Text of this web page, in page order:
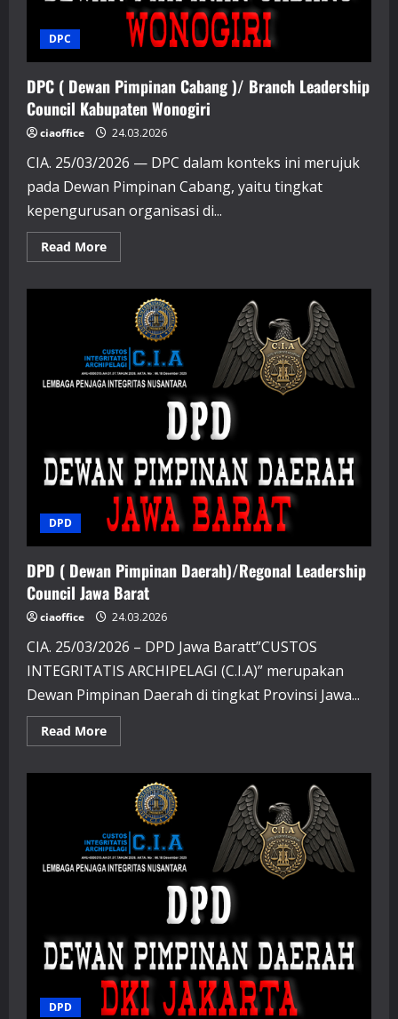
DPC
DPC ( Dewan Pimpinan Cabang )/ Branch Leadership
Council Kabupaten Wonogiri
ciaoffice 24.03.2026
CIA. 25/03/2026 — DPC dalam konteks ini merujuk
pada Dewan Pimpinan Cabang, yaitu tingkat
kepengurusan organisasi di...
Read MoreRead
more
Dewan
Pimpinan
Cabang
)/
Branch
Leadership
Council
DPD
DPD ( Dewan Pimpinan Daerah)/Regonal Leadership
Council Jawa Barat
ciaoffice 24.03.2026
CIA. 25/03/2026 – DPD Jawa Baratt”CUSTOS
INTEGRITATIS ARCHIPELAGI (C.I.A)” merupakan
Dewan Pimpinan Daerah di tingkat Provinsi Jawa...
Read MoreRead
more
Dewan
Pimpinan
Daerah)/Regonal
Leadership
Council
Jawa
Barat
DPD